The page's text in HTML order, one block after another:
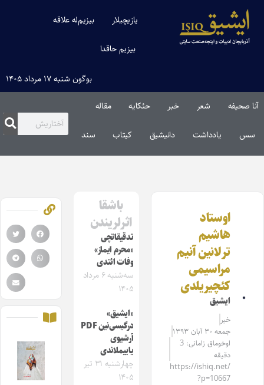
یازیچیلار بیزیم‌له علاقه
بیزیم حاقدا
بوگون شنبه ۱۷ مرداد ۱۴۰۵
آنا صحیفه شعر خبر حئکایه مقاله‌
سس یادداشت دانیشیق کیتاب سند
اوستاد
هاشیم
ترلانین آنیم
مراسیمی
کئچیریلدی
ایشیق
خبر
جمعه ۳۰ آبان ۱۳۹۳
اوخوماق زامانی: 3
دقیقه
https://ishiq.net/
?p=10667
باشقا
اثرلریندن
تدقیقاتچی
«محرم ایماز»
وفات ائتدی
سه‌شنبه ۶ مرداد
۱۴۰۵
«ایشیق»
درگیسی‌نین PDF
آرشیوی
یاییملاندی
چهارشنبه ۳۱ تیر
۱۴۰۵